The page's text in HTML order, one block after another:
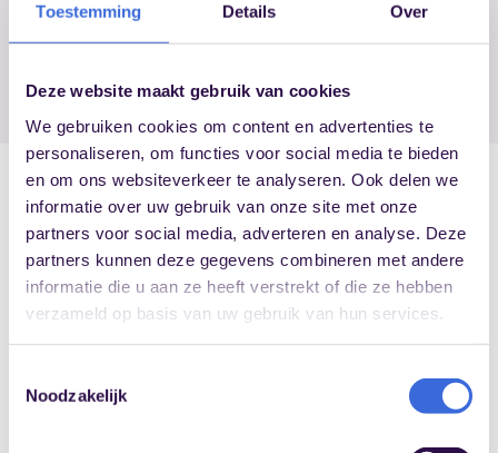
Toestemming Details Over
Deze website maakt gebruik van cookies
We gebruiken cookies om content en advertenties te
personaliseren, om functies voor social media te bieden
en om ons websiteverkeer te analyseren. Ook delen we
informatie over uw gebruik van onze site met onze
partners voor social media, adverteren en analyse. Deze
partners kunnen deze gegevens combineren met andere
informatie die u aan ze heeft verstrekt of die ze hebben
verzameld op basis van uw gebruik van hun services.
Noodzakelijk
VERSTUREN
Cursusaanbod
Opleiding vertrouwenspersoon
Nascholing vertrouwenspersoon
Training leidinggevenden